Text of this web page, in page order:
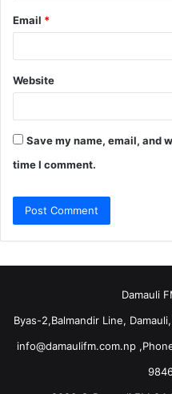
Email *
Website
Save my name, email, and
time I comment.
Damauli
Byas-2,Balmandir Line,
info@damaulifm.com.np